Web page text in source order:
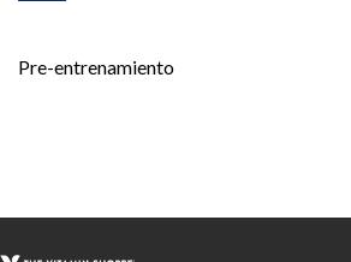
Pre-entrenamiento